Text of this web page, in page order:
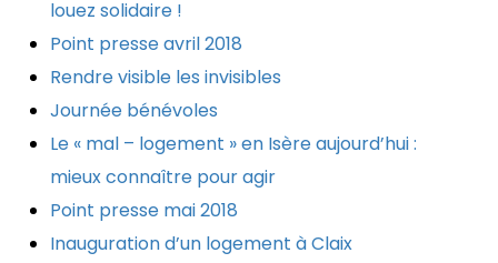
louez solidaire !
Point presse avril 2018
Rendre visible les invisibles
Journée bénévoles
Le « mal – logement » en Isère aujourd’hui :
mieux connaître pour agir
Point presse mai 2018
Inauguration d’un logement à Claix